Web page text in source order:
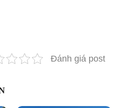
Đánh giá post